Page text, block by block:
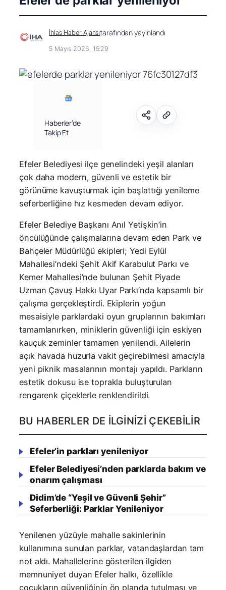
İhlas Haber Ajansıtarafından yayınlandı
5 Mayıs 2026, 15:29
Haberler’de
Takip Et
Efeler Belediyesi ilçe genelindeki yeşil alanları
çok daha modern, güvenli ve estetik bir
görünüme kavuşturmak için başlattığı yenileme
seferberliğine hız kesmeden devam ediyor.
Efeler Belediye Başkanı Anıl Yetişkin’in
öncülüğünde çalışmalarına devam eden Park ve
Bahçeler Müdürlüğü ekipleri; Yedi Eylül
Mahallesi’ndeki Şehit Akif Karabulut Parkı ve
Kemer Mahallesi’nde bulunan Şehit Piyade
Uzman Çavuş Hakkı Uyar Parkı’nda kapsamlı bir
çalışma gerçekleştirdi. Ekiplerin yoğun
mesaisiyle parklardaki oyun gruplarının bakımları
tamamlanırken, miniklerin güvenliği için eskiyen
kauçuk zeminler tamamen yenilendi. Ailelerin
açık havada huzurla vakit geçirebilmesi amacıyla
yeni piknik masalarının montajı yapıldı. Parkların
estetik dokusu ise toprakla buluşturulan
rengarenk çiçeklerle renklendirildi.
BU HABERLER DE İLGINIZI ÇEKEBILIR
Efeler’in parkları yenileniyor
Efeler Belediyesi’nden parklarda bakım ve
onarım çalışması
Didim’de “Yeşil ve Güvenli Şehir”
Seferberliği: Parklar Yenileniyor
Yenilenen yüzüyle mahalle sakinlerinin
kullanımına sunulan parklar, vatandaşlardan tam
not aldı. Mahallelerine gösterilen ilgiden
memnuniyet duyan Efeler halkı, özellikle
çocukların güvenliğinin ön planda tutulması ve